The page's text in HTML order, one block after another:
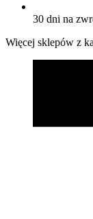
30 dni na
Więcej sklepów z